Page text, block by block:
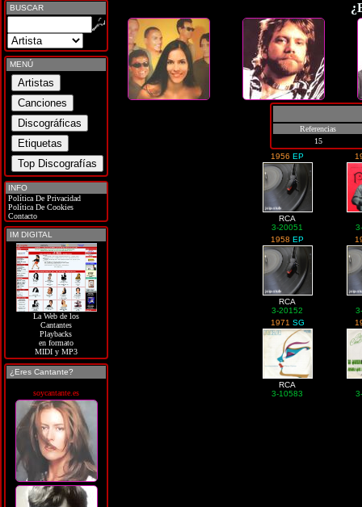
BUSCAR
MENÚ
INFO
Política De Privacidad
Política De Cookies
Contacto
IM DIGITAL
La Web de los
Cantantes
Playbacks
en formato
MIDI y MP3
¿Eres Cantante?
soycantante.es
Referencias
15
1956EP
RCA
3-20051
1958EP
RCA
3-20152
1971 SG
RCA
3-10583